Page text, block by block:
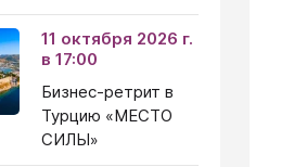
11 октября 2026 г.
в 17:00
Бизнес-ретрит в
Турцию «МЕСТО
СИЛЫ»